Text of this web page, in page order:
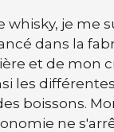
whisky, je me
dans la
et de mon
les
boissons.
ne